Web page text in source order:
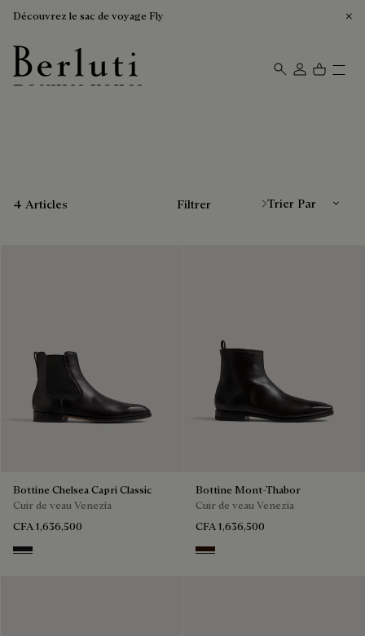
Découvrez le sac de voyage Fly
Page d'Accueil Berluti
Bottines noires
4 Articles Filtrer
Bottine Chelsea Capri Classic
Cuir de veau Venezia
CFA 1,636,500
NERO GRIGIO
Bottine Mont-Thabor
Cuir de veau Venezia
CFA 1,636,500
Fondant